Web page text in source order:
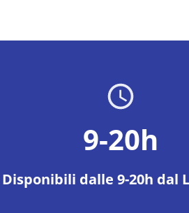
9-20h
Disponibili dalle 9-20h dal